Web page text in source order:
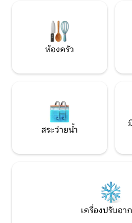
ห้องครัว
สระว่ายน้ำ
เครื่องปรับอา